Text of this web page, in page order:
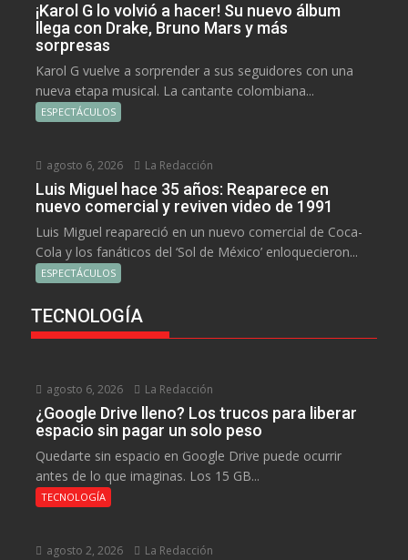
¡Karol G lo volvió a hacer! Su nuevo álbum
llega con Drake, Bruno Mars y más
sorpresas
Karol G vuelve a sorprender a sus seguidores con una
nueva etapa musical. La cantante colombiana...
ESPECTÁCULOS
agosto 6, 2026 La Redacción
Luis Miguel hace 35 años: Reaparece en
nuevo comercial y reviven video de 1991
Luis Miguel reapareció en un nuevo comercial de Coca-
Cola y los fanáticos del ‘Sol de México’ enloquecieron...
ESPECTÁCULOS
TECNOLOGÍA
agosto 6, 2026 La Redacción
¿Google Drive lleno? Los trucos para liberar
espacio sin pagar un solo peso
Quedarte sin espacio en Google Drive puede ocurrir
antes de lo que imaginas. Los 15 GB...
TECNOLOGÍA
agosto 2, 2026 La Redacción